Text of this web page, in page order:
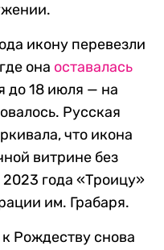
икону перевезли
она оставалась
до 18 июля — на
Русская
что икона
витрине без
года «Троицу»
им. Грабаря.
Рождеству снова